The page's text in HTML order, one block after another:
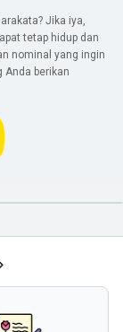
Jika iya,
tetap hidup dan
nominal yang ingin
Anda berikan